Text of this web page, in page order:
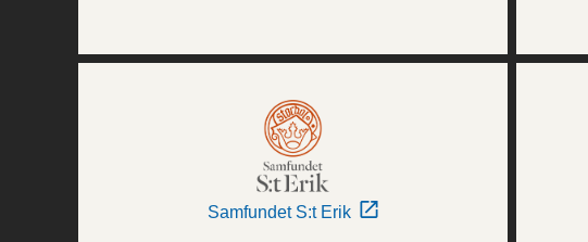
Samfundet S:t Erik